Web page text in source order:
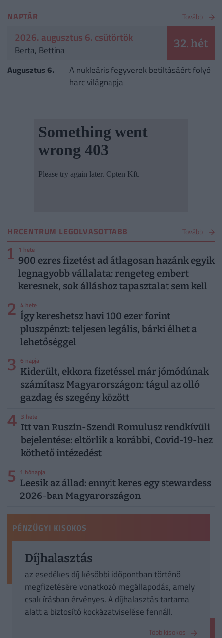
NAPTÁR Tovább
2026. augusztus 6. csütörtök
Berta, Bettina 32. hét
Augusztus 6.
A nukleáris fegyverek betiltásáért folyó
harc világnapja
HRCENTRUM LEGOLVASOTTABB Tovább
1 1 hete
900 ezres fizetést ad átlagosan hazánk egyik
legnagyobb vállalata: rengeteg embert
keresnek, sok álláshoz tapasztalat sem kell
2 4 hete
Így kereshetsz havi 100 ezer forint
pluszpénzt: teljesen legális, bárki élhet a
lehetőséggel
3 6 napja
Kiderült, ekkora fizetéssel már jómódúnak
számítasz Magyarországon: tágul az olló
gazdag és szegény között
4 3 hete
Itt van Ruszin-Szendi Romulusz rendkívüli
bejelentése: eltörlik a korábbi, Covid-19-hez
köthető intézedést
5 1 hónapja
Leesik az állad: ennyit keres egy stewardess
2026-ban Magyarországon
PÉNZÜGYI KISOKOS
Díjhalasztás
az esedékes díj későbbi időpontban történő
megfizetésére vonatkozó megállapodás, amely
csak írásban érvényes. A díjhalasztás tartama
alatt a biztosító kockázatviselése fennáll.
Több kisokos